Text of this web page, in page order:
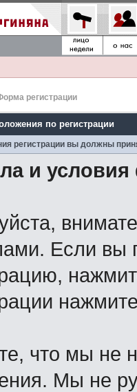
регистрации
по регистрации
регистрации вы должны
и
Если вы
что мы не
Мы не